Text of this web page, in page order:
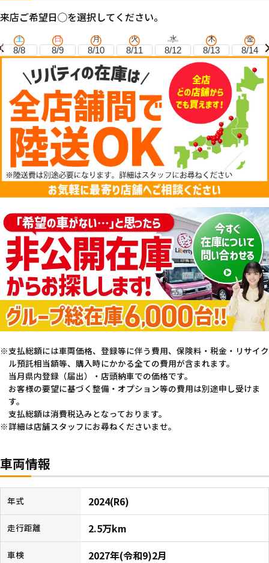
来店ご希望日◯を選択してください。
土
8/8
日
8/9
月
8/10
火
8/11
水
8/12
木
8/13
金
8/14
支払総額には車両価格、登録等に伴う費用、保険料・税金・リサイク
ル預託相当額等、購入時にかかる全ての費用が含まれます。
当月県内登録（届出）・店頭納車での価格です。
お客様の要望に基づく整備・オプション等の費用は別途申し受けま
す。
支払総額は消費税込みとなっております。
詳細は店舗スタッフにお尋ねくださいませ。
車両情報
年式 2024(R6)
走行距離 2.5万km
車検 2027年(令和9)2月